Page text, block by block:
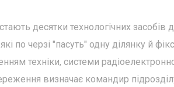
десятки технологічних
по черзі "пасуть" одну ділянку й
техніки, системи
визначає командир